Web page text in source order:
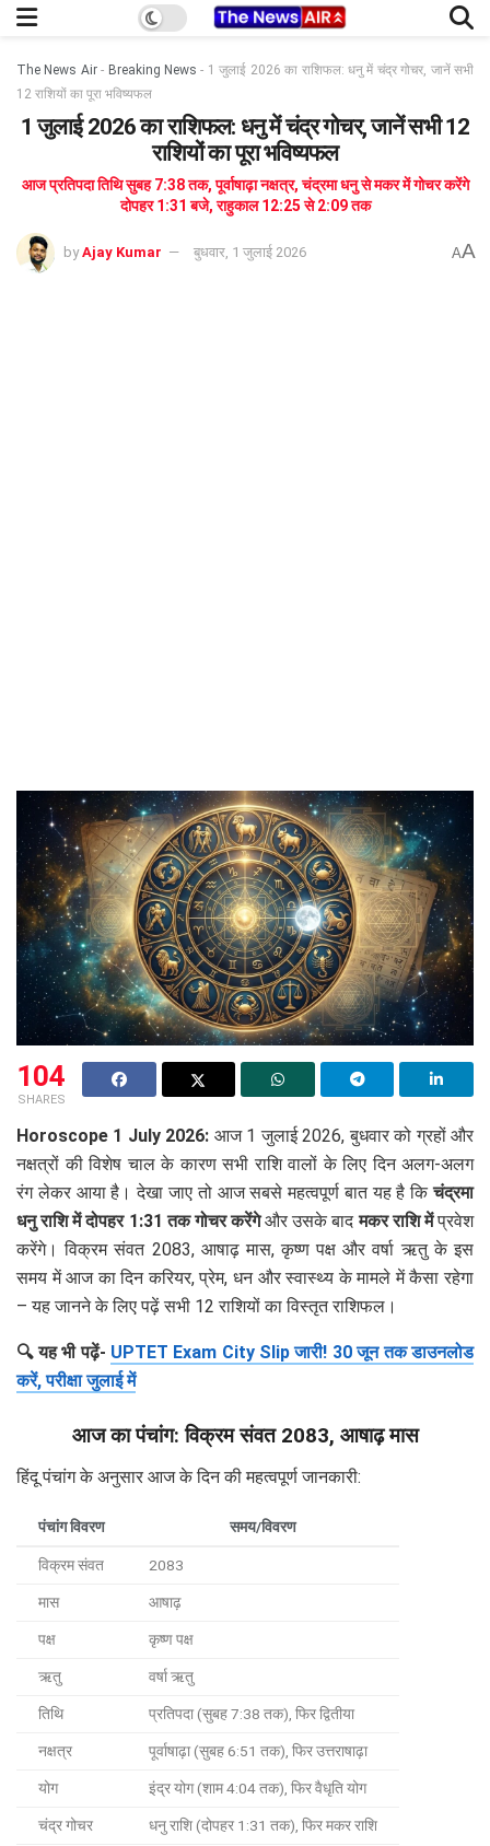
The News Air- Breaking News - 1 जुलाई 2026 का राशिफल: धनु में चंद्र गोचर, जानें सभी
12 राशियों का पूरा भविष्यफल
1 जुलाई 2026 का राशिफल: धनु में चंद्र गोचर, जानें सभी 12
राशियों का पूरा भविष्यफल
आज प्रतिपदा तिथि सुबह 7:38 तक, पूर्वाषाढ़ा नक्षत्र, चंद्रमा धनु से मकर में गोचर करेंगे
दोपहर 1:31 बजे, राहुकाल 12:25 से 2:09 तक
by Ajay Kumar बुधवार, 1 जुलाई 2026 AA
104
SHARES
Horoscope 1 July 2026: आज 1 जुलाई 2026, बुधवार को ग्रहों और
नक्षत्रों की विशेष चाल के कारण सभी राशि वालों के लिए दिन अलग-अलग
रंग लेकर आया है। देखा जाए तो आज सबसे महत्वपूर्ण बात यह है किचंद्रमा
धनु राशि में दोपहर 1:31 तक गोचर करेंगेऔर उसके बादमकर राशि मेंप्रवेश
करेंगे। विक्रम संवत 2083, आषाढ़ मास, कृष्ण पक्ष और वर्षा ऋतु के इस
समय में आज का दिन करियर, प्रेम, धन और स्वास्थ्य के मामले में कैसा रहेगा
– यह जानने के लिए पढ़ें सभी 12 राशियों का विस्तृत राशिफल।
🔍 यह भी पढ़ें- UPTET Exam City Slip जारी! 30 जून तक डाउनलोड
करें, परीक्षा जुलाई में
आज का पंचांग: विक्रम संवत 2083, आषाढ़ मास
हिंदू पंचांग के अनुसार आज के दिन की महत्वपूर्ण जानकारी:
पंचांग विवरण समय/विवरण
विक्रम संवत 2083
मास आषाढ़
पक्ष कृष्ण पक्ष
ऋतु वर्षा ऋतु
तिथि प्रतिपदा (सुबह 7:38 तक), फिर द्वितीया
नक्षत्र पूर्वाषाढ़ा (सुबह 6:51 तक), फिर उत्तराषाढ़ा
योग इंद्र योग (शाम 4:04 तक), फिर वैधृति योग
चंद्र गोचर धनु राशि (दोपहर 1:31 तक), फिर मकर राशि